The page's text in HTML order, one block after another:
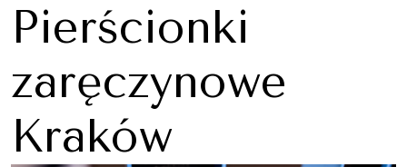
Pierścionki
zaręczynowe
Kraków